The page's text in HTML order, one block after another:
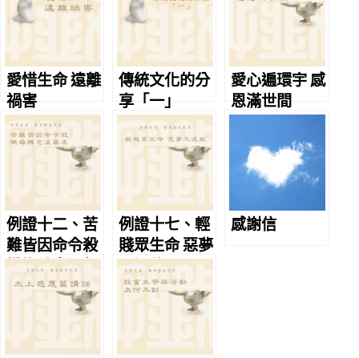
愛惜生命 遠離
禍害
傳統文化的分
享「一」
愛心遍環宇 感
恩滿世間
例證十二、苦
難皆因命令殺
懺悔轉念溫馨
來
例證十七、輕
賤眾生命 惡夢
不退散
感謝信